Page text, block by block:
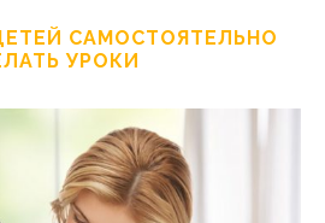
САМОСТОЯТЕЛЬНО
УРОКИ